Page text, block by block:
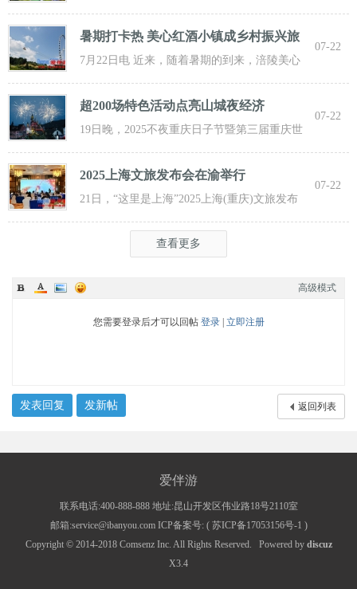
活动与超值福利， 从主题乐土到田园乡野，
暑期打卡热 美心红酒小镇成乡村振兴旅
游新
7月22日电 近来，随着暑期的到来，涪陵美心
红酒小镇迎来了大批游客前来打卡，
07-22
超200场特色活动点亮山城夜经济
19日晚，2025不夜重庆日子节暨第三届重庆世
界啤酒文化节发动活动在重庆市九龙坡
07-22
2025上海文旅发布会在渝举行
21日，“这里是上海”2025上海(重庆)文旅发布
会在渝举行，全方位展示上海文旅
07-22
查看更多
高级模式
您需要登录后才可以回帖 登录| 立即注册
发表回复 发新帖 返回列表
爱伴游
联系电话:400-888-888 地址:昆山开发区伟业路18号2110室
邮箱:service@ibanyou.com ICP备案号: ( 苏ICP备17053156号-1 )
Copyright © 2014-2018 Comsenz Inc. All Rights Reserved. Powered by discuz
X3.4